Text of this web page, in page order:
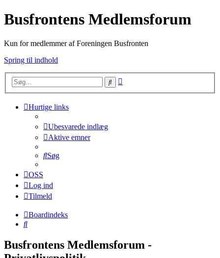
Busfrontens Medlemsforum
Kun for medlemmer af Foreningen Busfronten
Spring til indhold
Søg
Hurtige links
Ubesvarede indlæg
Aktive emner
Søg
OSS
Log ind
Tilmeld
Boardindeks
Søg
Busfrontens Medlemsforum -